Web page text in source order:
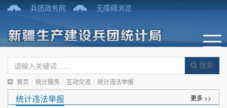
兵团政务网 无障碍浏览
搜索
首页 / 统计服务 / 互动交流 / 统计违法举报
统计违法举报 更多 >>